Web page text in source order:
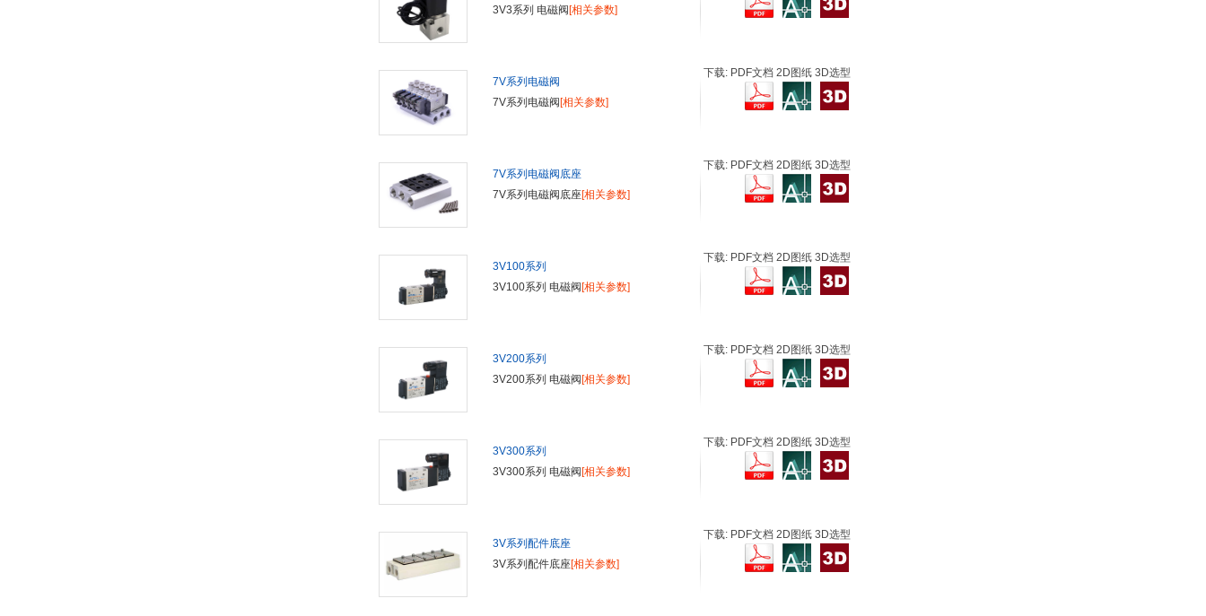
3V3系列 电磁阀 [相关参数]
7V系列电磁阀
7V系列电磁阀 [相关参数]
下载: PDF文档 2D图纸 3D选型
7V系列电磁阀底座
7V系列电磁阀底座[相关参数]
下载: PDF文档 2D图纸 3D选型
3V100系列
3V100系列 电磁阀 [相关参数]
下载: PDF文档 2D图纸 3D选型
3V200系列
3V200系列 电磁阀 [相关参数]
下载: PDF文档 2D图纸 3D选型
3V300系列
3V300系列 电磁阀 [相关参数]
下载: PDF文档 2D图纸 3D选型
3V系列配件底座
3V系列配件底座[相关参数]
下载: PDF文档 2D图纸 3D选型